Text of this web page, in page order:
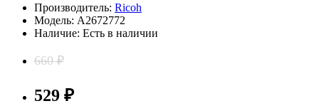
Производитель: Ricoh
Модель: A2672772
Наличие: Есть в наличии
660 ₽
529 ₽